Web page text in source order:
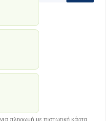
πληρωμή με πιστωτική κάρτα.